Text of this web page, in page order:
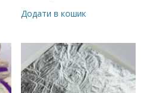
Додати в кошик